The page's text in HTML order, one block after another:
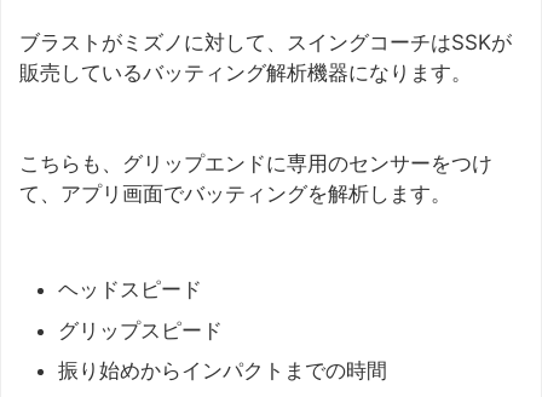
ブラストがミズノに対して、スイングコーチはSSKが
販売しているバッティング解析機器になります。
こちらも、グリップエンドに専用のセンサーをつけ
て、アプリ画面でバッティングを解析します。
ヘッドスピード
グリップスピード
振り始めからインパクトまでの時間